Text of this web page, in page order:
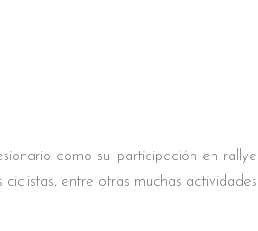
como su participación en
entre otras muchas actividades.